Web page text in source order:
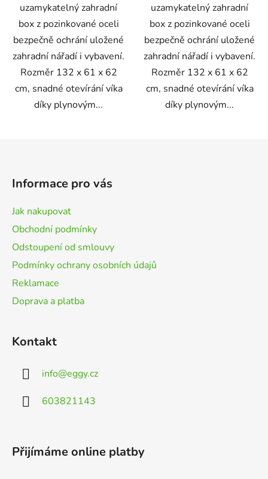
uzamykatelný zahradní
box z pozinkované oceli
bezpečně ochrání uložené
zahradní nářadí i vybavení.
Rozměr 132 x 61 x 62
cm, snadné otevírání víka
díky plynovým...
uzamykatelný zahradní
box z pozinkované oceli
bezpečně ochrání uložené
zahradní nářadí i vybavení.
Rozměr 132 x 61 x 62
cm, snadné otevírání víka
díky plynovým...
Informace pro vás
Jak nakupovat
Obchodní podmínky
Odstoupení od smlouvy
Podmínky ochrany osobních údajů
Reklamace
Doprava a platba
Kontakt
info@eggy.cz
603821143
Přijímáme online platby